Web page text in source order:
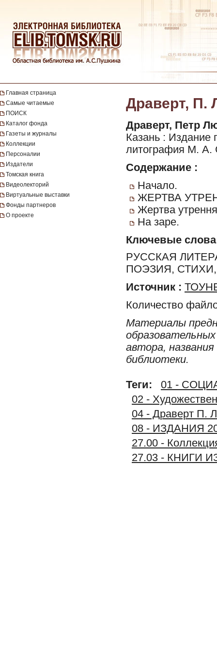
Главная страница
Самые читаемые
ПОИСК
Каталог фонда
Газеты и журналы
Коллекции
Персоналии
Издатели
Томская книга
Видеолекторий
Виртуальные выставки
Фонды партнеров
О проекте
Драверт, П.
Драверт, Петр
Казань : Издание
литография М. А.
Содержание :
Начало.
ЖЕРТВА
Жертва
На заре.
Ключевые слова
РУССКАЯ
ПОЭЗИЯ,
Источник :
Количество
Материалы
автора,
библиотеки.
Теги:
01 -
02 -
04 - Драверт П.
08 - ИЗДАНИЯ
27.00 -
27.03 - КНИГИ